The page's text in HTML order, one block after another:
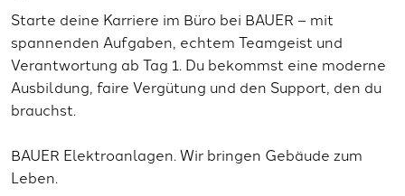
Starte deine Karriere im Büro bei BAUER – mit
spannenden Aufgaben, echtem Teamgeist und
Verantwortung ab Tag 1. Du bekommst eine moderne
Ausbildung, faire Vergütung und den Support, den du
brauchst.
BAUER Elektroanlagen. Wir bringen Gebäude zum
Leben.